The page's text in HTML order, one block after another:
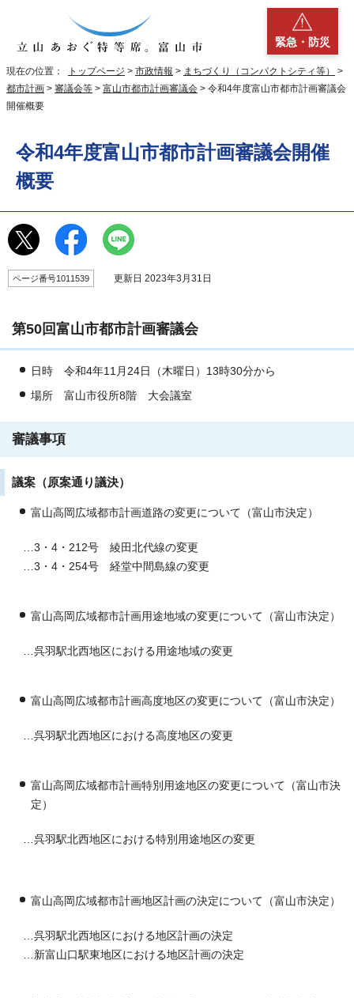
緊急・防災
現在の位置： トップページ > 市政情報 > まちづくり（コンパクトシティ等）
>
都市計画 > 審議会等 > 富山市都市計画審議会 > 令和4年度富山市都市計画審議会
開催概要
令和4年度富山市都市計画審議会開催
概要
ページ番号1011539 更新日 2023年3月31日
第50回富山市都市計画審議会
日時 令和4年11月24日（木曜日）13時30分から
場所 富山市役所8階 大会議室
審議事項
議案（原案通り議決）
富山高岡広域都市計画道路の変更について（富山市決定）
…3・4・212号 綾田北代線の変更
…3・4・254号 経堂中間島線の変更
富山高岡広域都市計画用途地域の変更について（富山市決定）
…呉羽駅北西地区における用途地域の変更
富山高岡広域都市計画高度地区の変更について（富山市決定）
…呉羽駅北西地区における高度地区の変更
富山高岡広域都市計画特別用途地区の変更について（富山市決
定）
…呉羽駅北西地区における特別用途地区の変更
富山高岡広域都市計画地区計画の決定について（富山市決定）
…呉羽駅北西地区における地区計画の決定
…新富山口駅東地区における地区計画の決定